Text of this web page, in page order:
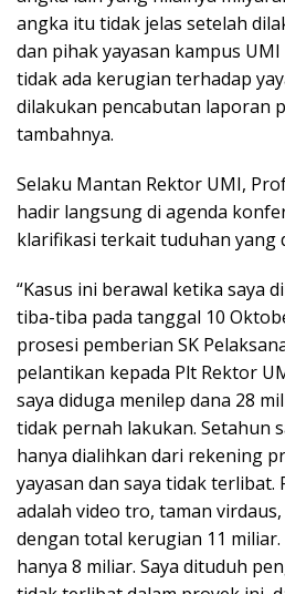
angka itu tidak jelas setelah
dan pihak yayasan kampus
tidak ada kerugian terhadap
dilakukan pencabutan laporan
tambahnya.
Selaku Mantan Rektor UMI,
hadir langsung di agenda
klarifikasi terkait tuduhan yang
“Kasus ini berawal ketika saya
tiba-tiba pada tanggal 10
prosesi pemberian SK
pelantikan kepada Plt Rektor
saya diduga menilep dana 28
tidak pernah lakukan. Setahun
hanya dialihkan dari rekening
yayasan dan saya tidak
adalah video tro, taman
dengan total kerugian 11
hanya 8 miliar. Saya dituduh